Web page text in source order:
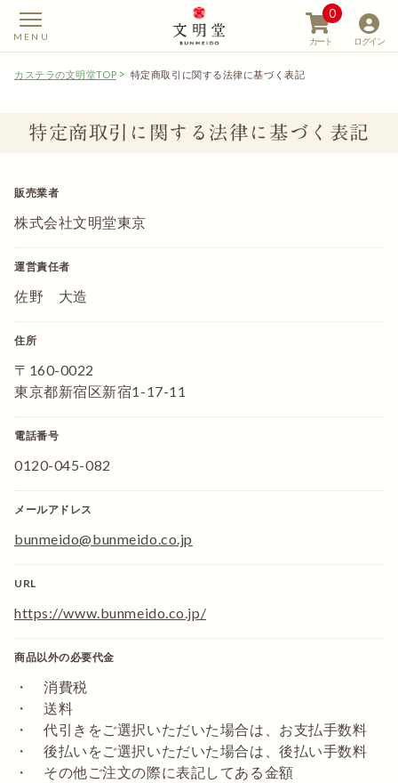
ログイン
カート
0
カステラの文明堂TOP 特定商取引に関する法律に基づく表記
特定商取引に関する法律に基づく表記
販売業者
株式会社文明堂東京
運営責任者
佐野 大造
住所
〒160-0022
東京都新宿区新宿1-17-11
電話番号
0120-045-082
メールアドレス
bunmeido@bunmeido.co.jp
URL
https://www.bunmeido.co.jp/
商品以外の必要代金
・ 消費税
・ 送料
・ 代引きをご選択いただいた場合は、お支払手数料
・ 後払いをご選択いただいた場合は、後払い手数料
・ その他ご注文の際に表記してある金額